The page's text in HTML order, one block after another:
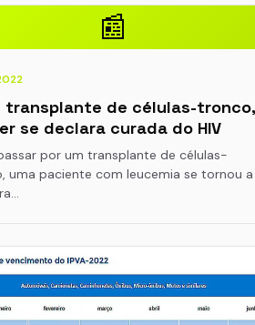
📰
transplante de células-tronco,
se declara curada do HIV
por um transplante de células-
uma paciente com leucemia se tornou a